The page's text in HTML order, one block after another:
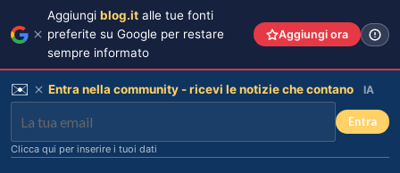
Aggiungi blog.it alle tue fonti
preferite su Google per restare
sempre informato
Aggiungi ora
✉️ Entra nella community - ricevi le notizie che contano IA
Entra
Clicca qui per inserire i tuoi dati